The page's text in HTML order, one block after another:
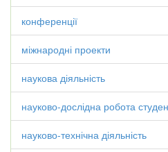
конференції
міжнародні проекти
наукова діяльність
науково-дослідна робота
науково-технічна діяльність